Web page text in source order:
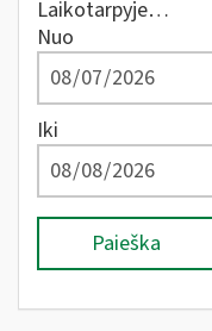
Laikotarpyje…
Nuo
Iki
Paieška